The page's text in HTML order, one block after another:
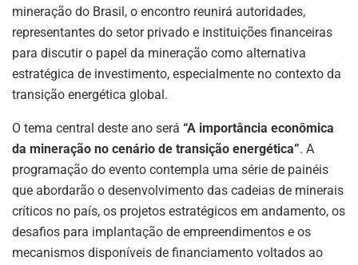
mineração do Brasil, o encontro reunirá autoridades,
representantes do setor privado e instituições financeiras
para discutir o papel da mineração como alternativa
estratégica de investimento, especialmente no contexto da
transição energética global.
O tema central deste ano será “A importância econômica
da mineração no cenário de transição energética”. A
programação do evento contempla uma série de painéis
que abordarão o desenvolvimento das cadeias de minerais
críticos no país, os projetos estratégicos em andamento, os
desafios para implantação de empreendimentos e os
mecanismos disponíveis de financiamento voltados ao